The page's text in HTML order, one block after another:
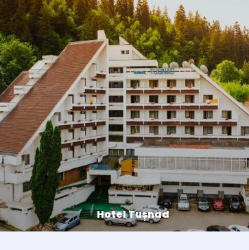
Hotel Tușnad